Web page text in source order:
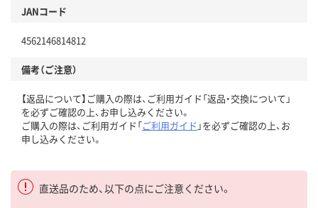
JANコード
4562146814812
備考（ご注意）
【返品について】ご購入の際は、ご利用ガイド「返品・交換について」
を必ずご確認の上、お申し込みください。
ご購入の際は、ご利用ガイド「ご利用ガイド 」を必ずご確認の上、お
申し込みください。
直送品のため、以下の点にご注意ください。